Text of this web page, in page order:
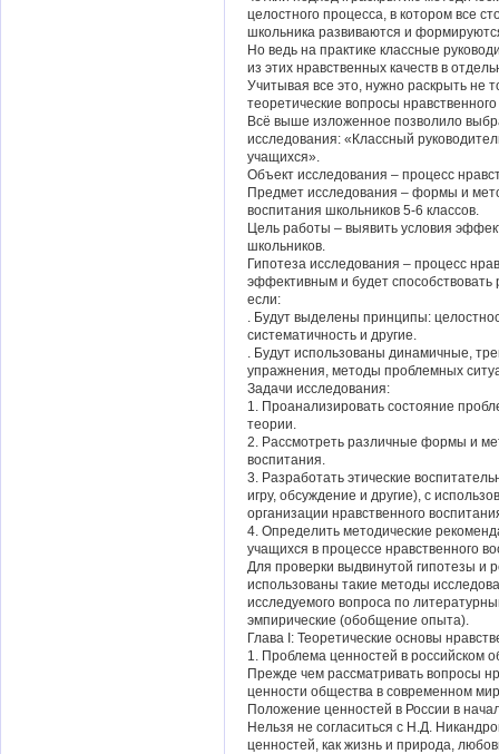
целостного процесса, в котором все
школьника развиваются и
Но ведь на практике классные
из этих нравственных качеств в
Учитывая все это, нужно раскрыть не
теоретические вопросы
Всё выше изложенное позволило
исследования: «Классный
учащихся».
Объект исследования – процесс
Предмет исследования – формы и
воспитания школьников 5-6 классов.
Цель работы – выявить условия
школьников.
Гипотеза исследования – процесс
эффективным и будет способствовать
если:
. Будут выделены принципы:
систематичность и другие.
. Будут использованы динамичные,
упражнения, методы проблемных
Задачи исследования:
1. Проанализировать состояние
теории.
2. Рассмотреть различные формы и
воспитания.
3. Разработать этические
игру, обсуждение и другие), с
организации нравственного
4. Определить методические
учащихся в процессе нравственного
Для проверки выдвинутой гипотезы и
использованы такие методы
исследуемого вопроса по
эмпирические (обобщение опыта).
Глава I: Теоретические основы
1. Проблема ценностей в российском
Прежде чем рассматривать вопросы
ценности общества в современном
Положение ценностей в России в
Нельзя не согласиться с Н.Д.
ценностей, как жизнь и природа,